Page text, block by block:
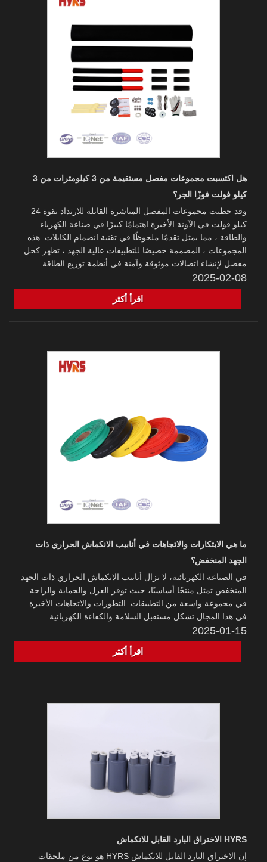
هل اكتسبت مجموعات مفصل مستقيمة من 3 كيلومترات من 3
كيلو فولت فوزًا الجر؟
وقد حظيت مجموعات المفصل المباشرة القابلة للارتداد بقوة 24
كيلو فولت في الآونة الأخيرة اهتمامًا كبيرًا في صناعة الكهرباء
والطاقة ، مما يمثل تقدمًا ملحوظًا في تقنية انضمام الكابلات. هذه
المجموعات ، المصممة خصيصًا للتطبيقات عالية الجهد ، تظهر كحل
مفضل لإنشاء اتصالات موثوقة وآمنة في أنظمة توزيع الطاقة.
2025-02-08
اقرأ أكثر
ما هي الابتكارات والاتجاهات في أنابيب الانكماش الحراري ذات
الجهد المنخفض؟
في الصناعة الكهربائية، لا تزال أنابيب الانكماش الحراري ذات الجهد
المنخفض تمثل منتجًا أساسيًا، حيث توفر العزل والحماية والراحة
في مجموعة واسعة من التطبيقات. التطورات والاتجاهات الأخيرة
في هذا المجال تشكل مستقبل السلامة والكفاءة الكهربائية.
2025-01-15
اقرأ أكثر
HYRS الاختراق البارد القابل للانكماش
إن الاختراق البارد القابل للانكماش HYRS هو نوع من ملحقات